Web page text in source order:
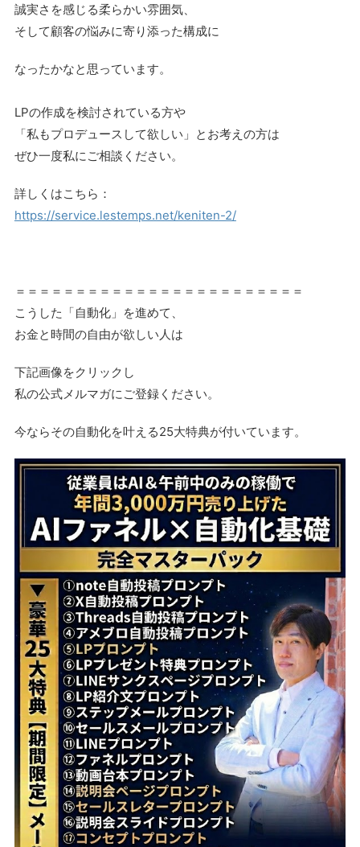
誠実さを感じる柔らかい雰囲気、
そして顧客の悩みに寄り添った構成に
なったかなと思っています。
LPの作成を検討されている方や
「私もプロデュースして欲しい」とお考えの方は
ぜひ一度私にご相談ください。
詳しくはこちら：
https://service.lestemps.net/keniten-2/
＝＝＝＝＝＝＝＝＝＝＝＝＝＝＝＝＝＝＝＝＝＝＝＝
こうした「自動化」を進めて、
お金と時間の自由が欲しい人は
下記画像をクリックし
私の公式メルマガにご登録ください。
今ならその自動化を叶える25大特典が付いています。